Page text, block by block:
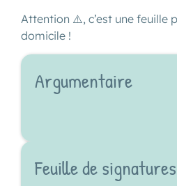
Attention ⚠️, c’est une feuille
domicile !
Argumentaire
Feuille de signatures